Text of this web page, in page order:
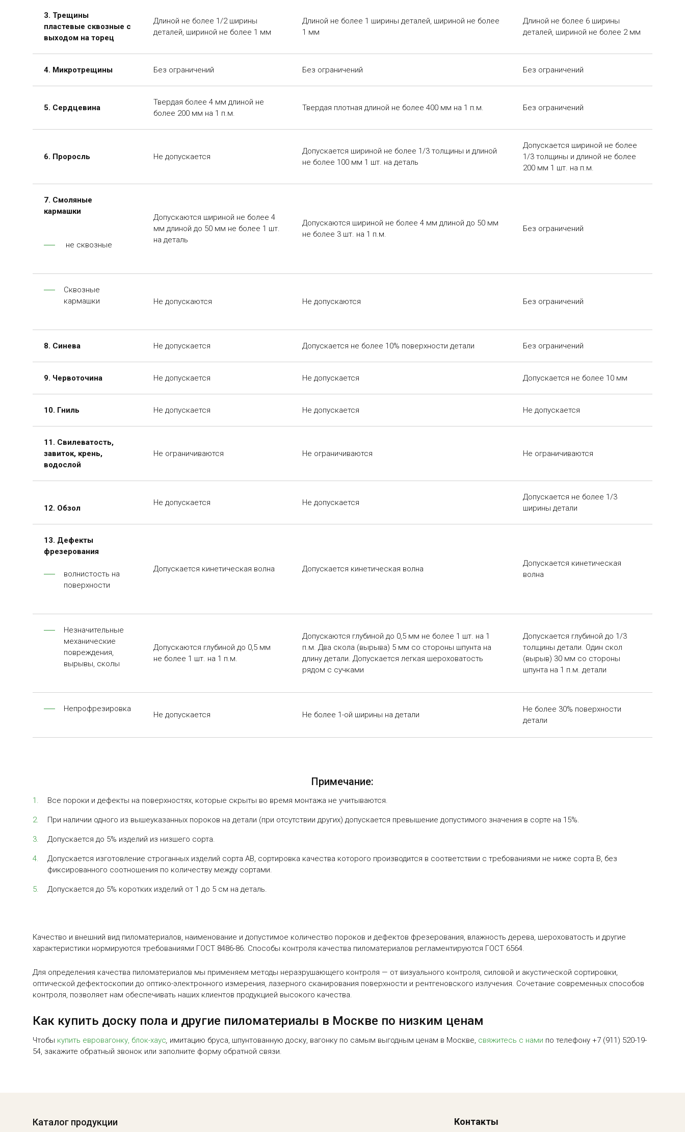
3. Трещины
пластевые сквозные с
выходом на торец
Длиной не более 1/2 ширины
деталей, шириной не более 1 мм
Длиной не более 1 ширины деталей, шириной не более
1 мм
Длиной не более 6 ширины
деталей, шириной не более 2 мм
4. Микротрещины Без ограничений Без ограничений Без ограничений
5. Сердцевина
Твердая более 4 мм длиной не
более 200 мм на 1 п.м.
Твердая плотная длиной не более 400 мм на 1 п.м. Без ограничений
6. Проросль Не допускается
Допускается шириной не более 1/3 толщины и длиной
не более 100 мм 1 шт. на деталь
Допускается шириной не более
1/3 толщины и длиной не более
200 мм 1 шт. на п.м.
7. Смоляные
кармашки
не сквозные
Допускаются шириной не более 4
мм длиной до 50 мм не более 1 шт.
на деталь
Допускаются шириной не более 4 мм длиной до 50 мм
не более 3 шт. на 1 п.м.
Без ограничений
Сквозные
кармашки
Не допускаются Не допускаются Без ограничений
8. Синева Не допускается Допускается не более 10% поверхности детали Без ограничений
9. Червоточина Не допускается Не допускается Допускается не более 10 мм
10. Гниль Не допускается Не допускается Не допускается
11. Свилеватость,
завиток, крень,
водослой
Не ограничиваются Не ограничиваются Не ограничиваются
12. Обзол
Не допускается Не допускается
Допускается не более 1/3
ширины детали
13. Дефекты
фрезерования
волнистость на
поверхности
Допускается кинетическая волна Допускается кинетическая волна
Допускается кинетическая
волна
Незначительные
механические
повреждения,
вырывы, сколы
Допускаются глубиной до 0,5 мм
не более 1 шт. на 1 п.м.
Допускаются глубиной до 0,5 мм не более 1 шт. на 1
п.м. Два скола (вырыва) 5 мм со стороны шпунта на
длину детали. Допускается легкая шероховатость
рядом с сучками
Допускается глубиной до 1/3
толщины детали. Один скол
(вырыв) 30 мм со стороны
шпунта на 1 п.м. детали
Непрофрезировка
Не допускается Не более 1-ой ширины на детали
Не более 30% поверхности
детали
Примечание:
Все пороки и дефекты на поверхностях, которые скрыты во время монтажа не учитываются.
При наличии одного из вышеуказанных пороков на детали (при отсутствии других) допускается превышение допустимого значения в сорте на 15%.
Допускается до 5% изделий из низшего сорта.
Допускается изготовление строганных изделий сорта АВ, сортировка качества которого производится в соответствии с требованиями не ниже сорта В, без
фиксированного соотношения по количеству между сортами.
Допускается до 5% коротких изделий от 1 до 5 см на деталь.
Качество и внешний вид пиломатериалов, наименование и допустимое количество пороков и дефектов фрезерования, влажность дерева, шероховатость и другие
характеристики нормируются требованиями ГОСТ 8486-86. Способы контроля качества пиломатериалов регламентируются ГОСТ 6564.
Для определения качества пиломатериалов мы применяем методы неразрушающего контроля — от визуального контроля, силовой и акустической сортировки,
оптической дефектоскопии до оптико-электронного измерения, лазерного сканирования поверхности и рентгеновского излучения. Сочетание современных способов
контроля, позволяет нам обеспечивать наших клиентов продукцией высокого качества.
Как купить доску пола и другие пиломатериалы в Москве по низким ценам
Чтобы купить евровагонку, блок-хаус, имитацию бруса, шпунтованную доску, вагонку по самым выгодным ценам в Москве, свяжитесь с нами по телефону +7 (911) 520-19-
54, закажите обратный звонок или заполните форму обратной связи.
Menu footer
Каталог продукции Контакты